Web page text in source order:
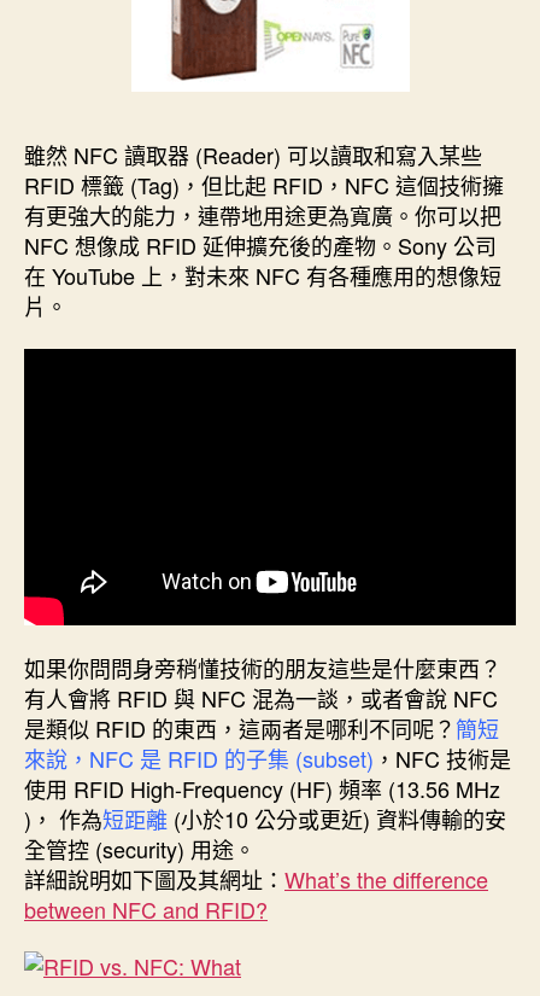
雖然 NFC 讀取器 (Reader) 可以讀取和寫入某些
RFID 標籤 (Tag)，但比起 RFID，NFC 這個技術擁
有更強大的能力，連帶地用途更為寬廣。你可以把
NFC 想像成 RFID 延伸擴充後的產物。Sony 公司
在 YouTube 上，對未來 NFC 有各種應用的想像短
片。
如果你問問身旁稍懂技術的朋友這些是什麼東西？
有人會將 RFID 與 NFC 混為一談，或者會說 NFC
是類似 RFID 的東西，這兩者是哪利不同呢？簡短
來說，NFC 是 RFID 的子集 (subset) ，NFC 技術是
使用 RFID High-Frequency (HF) 頻率 (13.56 MHz
)， 作為短距離 (小於10 公分或更近) 資料傳輸的安
全管控 (security) 用途。
詳細說明如下圖及其網址： What’s the difference
between NFC and RFID?